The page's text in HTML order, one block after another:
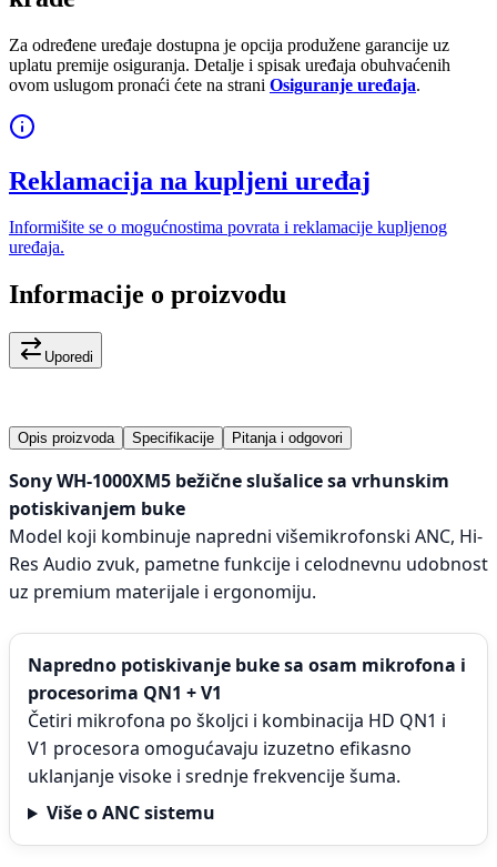
Za određene uređaje dostupna je opcija produžene garancije uz
uplatu premije osiguranja. Detalje i spisak uređaja obuhvaćenih
ovom uslugom pronaći ćete na strani Osiguranje uređaja.
Reklamacija na kupljeni uređaj
Informišite se o mogućnostima povrata i reklamacije kupljenog
uređaja.
Informacije o proizvodu
Uporedi
Opis proizvoda Specifikacije Pitanja i odgovori
Sony WH-1000XM5 bežične slušalice sa vrhunskim
potiskivanjem buke
Model koji kombinuje napredni višemikrofonski ANC, Hi-
Res Audio zvuk, pametne funkcije i celodnevnu udobnost
uz premium materijale i ergonomiju.
Napredno potiskivanje buke sa osam mikrofona i
procesorima QN1 + V1
Četiri mikrofona po školjci i kombinacija HD QN1 i
V1 procesora omogućavaju izuzetno efikasno
uklanjanje visoke i srednje frekvencije šuma.
Više o ANC sistemu